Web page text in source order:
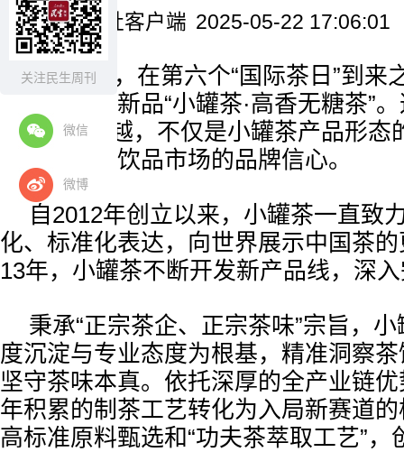
关注民生周刊
微信
微博
来源：新华社客户端 2025-05-22 17:06:01
5月21日，在第六个“国际茶日”到来
京发布战略新品“小罐茶·高香无糖茶”
“液态”的跨越，不仅是小罐茶产品形
其进军万亿饮品市场的品牌信心。
自2012年创立以来，小罐茶一直致
化、标准化表达，向世界展示中国茶
13年，小罐茶不断开发新产品线，深
秉承“正宗茶企、正宗茶味”宗旨，
度沉淀与专业态度为根基，精准洞察
坚守茶味本真。依托深厚的全产业链
年积累的制茶工艺转化为入局新赛道
高标准原料甄选和“功夫茶萃取工艺”，